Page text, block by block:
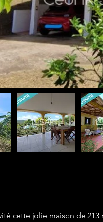
cette jolie maison de 213